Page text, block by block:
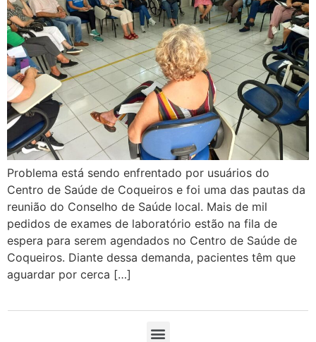
Problema está sendo enfrentado por usuários do
Centro de Saúde de Coqueiros e foi uma das pautas da
reunião do Conselho de Saúde local. Mais de mil
pedidos de exames de laboratório estão na fila de
espera para serem agendados no Centro de Saúde de
Coqueiros. Diante dessa demanda, pacientes têm que
aguardar por cerca […]